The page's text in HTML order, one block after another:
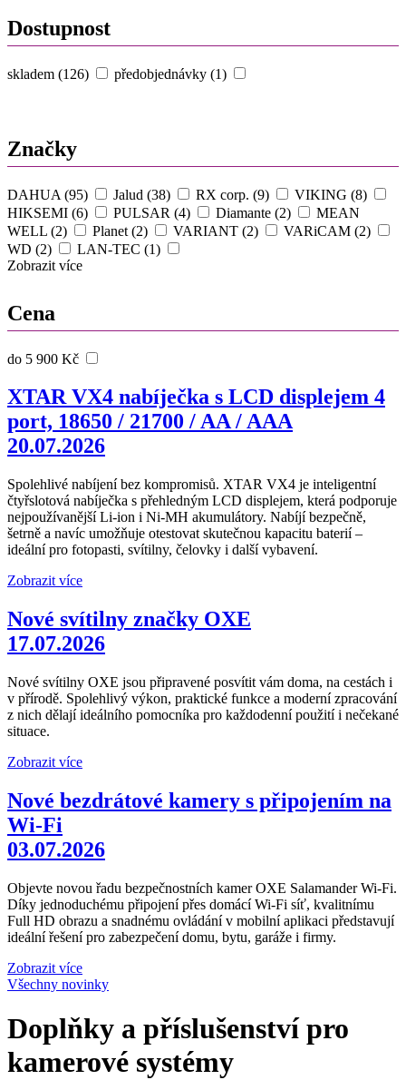
Dostupnost
skladem (126) předobjednávky (1)
Značky
DAHUA (95) Jalud (38) RX corp. (9)
VIKING (8)
HIKSEMI (6)
PULSAR (4) Diamante (2)
MEAN
WELL (2)
Planet (2) VARIANT (2)
VARiCAM (2)
WD (2)
LAN-TEC (1)
Zobrazit více
Cena
do 5 900 Kč
XTAR VX4 nabíječka s LCD displejem 4
port, 18650 / 21700 / AA / AAA
20.07.2026
Spolehlivé nabíjení bez kompromisů. XTAR VX4 je inteligentní
čtyřslotová nabíječka s přehledným LCD displejem, která podporuje
nejpoužívanější Li-ion i Ni-MH akumulátory. Nabíjí bezpečně,
šetrně a navíc umožňuje otestovat skutečnou kapacitu baterií –
ideální pro fotopasti, svítilny, čelovky i další vybavení.
Zobrazit více
Nové svítilny značky OXE
17.07.2026
Nové svítilny OXE jsou připravené posvítit vám doma, na cestách i
v přírodě. Spolehlivý výkon, praktické funkce a moderní zpracování
z nich dělají ideálního pomocníka pro každodenní použití i nečekané
situace.
Zobrazit více
Nové bezdrátové kamery s připojením na
Wi-Fi
03.07.2026
Objevte novou řadu bezpečnostních kamer OXE Salamander Wi-Fi.
Díky jednoduchému připojení přes domácí Wi-Fi síť, kvalitnímu
Full HD obrazu a snadnému ovládání v mobilní aplikaci představují
ideální řešení pro zabezpečení domu, bytu, garáže i firmy.
Zobrazit více
Všechny novinky
Doplňky a příslušenství pro
kamerové systémy